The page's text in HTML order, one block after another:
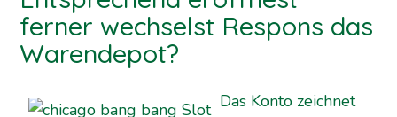
ferner wechselst Respons das
Warendepot?
Das Konto zeichnet